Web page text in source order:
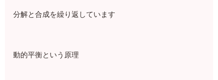
分解と合成を繰り返しています
動的平衡という原理